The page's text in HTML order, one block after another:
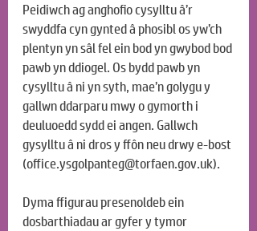
Peidiwch ag anghofio cysylltu â’r
swyddfa cyn gynted â phosibl os yw’ch
plentyn yn sâl fel ein bod yn gwybod bod
pawb yn ddiogel. Os bydd pawb yn
cysylltu â ni yn syth, mae’n golygu y
gallwn ddarparu mwy o gymorth i
deuluoedd sydd ei angen. Gallwch
gysylltu â ni dros y ffôn neu drwy e-bost
(office.ysgolpanteg@torfaen.gov.uk).
Dyma ffigurau presenoldeb ein
dosbarthiadau ar gyfer y tymor